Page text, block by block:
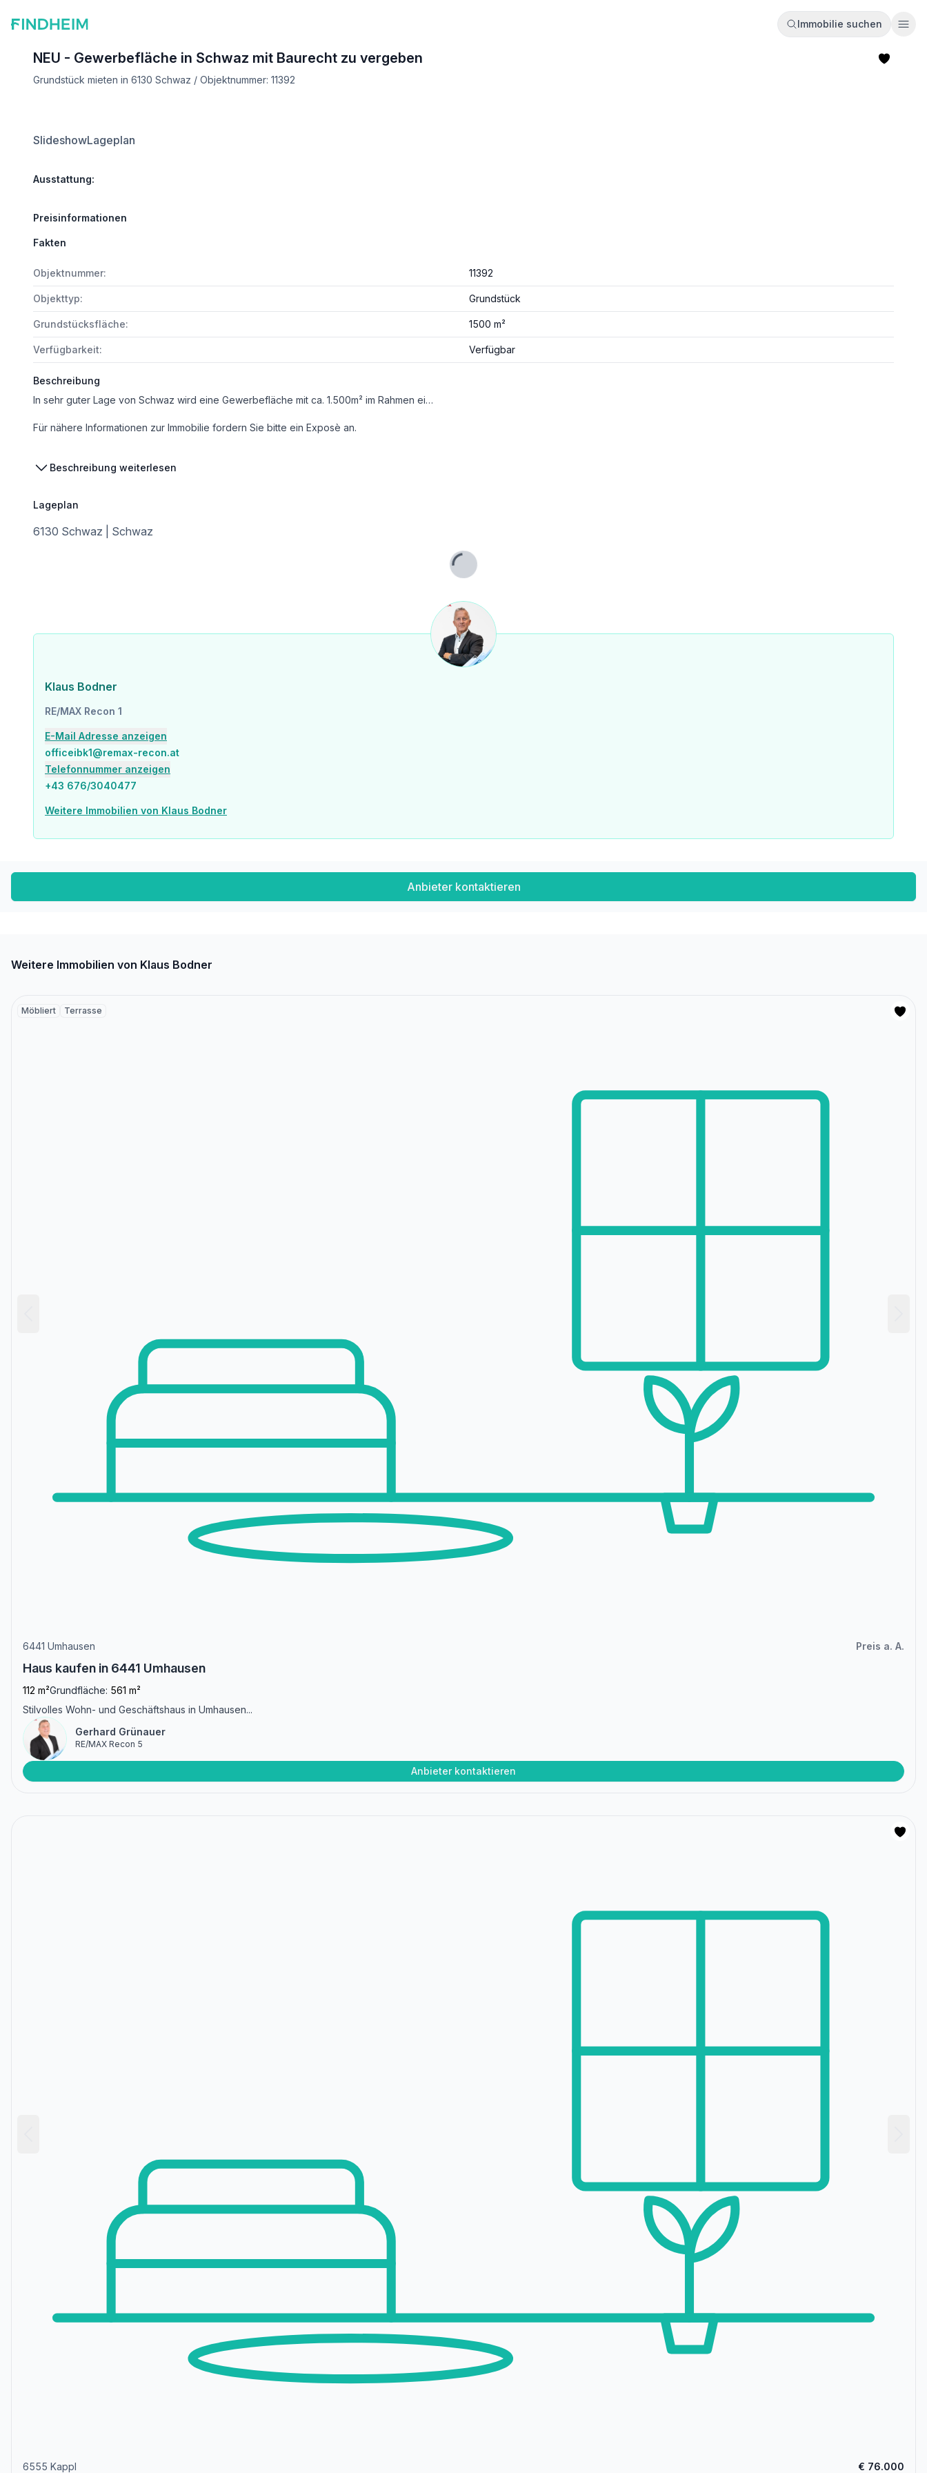
Immobilie suchen
NEU - Gewerbefläche in Schwaz mit Baurecht zu vergeben
Grundstück mieten in 6130 Schwaz / Objektnummer: 11392
SlideshowLageplan
Ausstattung:
Preisinformationen
Fakten
Objektnummer: 11392
Objekttyp: Grundstück
Grundstücksfläche: 1500 m²
Verfügbarkeit: Verfügbar
Beschreibung
In sehr guter Lage von Schwaz wird eine Gewerbefläche mit ca. 1.500m² im Rahmen eines Baurechts vergeben.
Für nähere Informationen zur Immobilie fordern Sie bitte ein Exposè an.
Der Vermittler ist als Doppelmakler tätig.
Sofern Sie eine Immobilie verkaufen oder vermieten möchten, stehe ich Ihnen jederzeit gerne zur Verfügung und freue mich, wenn Sie meine Dienste in Anspruch nehmen.
Mag. Klaus Bodner
Beschreibung weiterlesen
Lageplan
6130 Schwaz | Schwaz
Lade...
Klaus Bodner
RE/MAX Recon 1
E-Mail Adresse anzeigen
officeibk1@remax-recon.at
Telefonnummer anzeigen
+43 676/3040477
Weitere Immobilien von Klaus Bodner
Anbieter kontaktieren
Weitere Immobilien von Klaus Bodner
Möbliert Terrasse
6441 Umhausen Preis a. A.
Haus kaufen in 6441 Umhausen
112 m²Grundfläche: 561 m²
Stilvolles Wohn- und Geschäftshaus in Umhausen...
Gerhard Grünauer
RE/MAX Recon 5
Anbieter kontaktieren
6555 Kappl € 76.000